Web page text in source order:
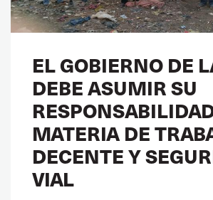
EL GOBIERNO DE
DEBE ASUMIR SU
MATERIA DE
DECENTE Y
VIAL